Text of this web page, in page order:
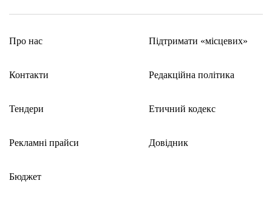
Про нас
Контакти
Тендери
Рекламні прайси
Бюджет
Підтримати «місцевих»
Редакційна політика
Етичний кодекс
Довідник